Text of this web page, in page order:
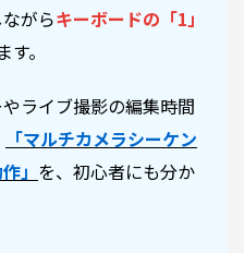
がらキーボードの「1」
。
ライブ撮影の編集時間
「マルチカメラシーケン
」 を、初心者にも分か